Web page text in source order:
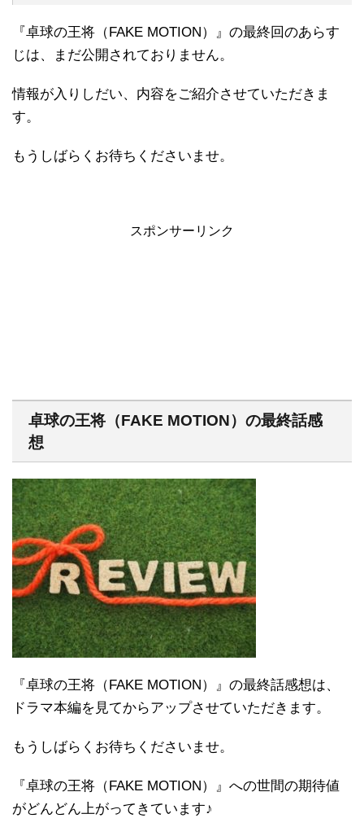
『卓球の王将（FAKE MOTION）』の最終回のあらす
じは、まだ公開されておりません。
情報が入りしだい、内容をご紹介させていただきま
す。
もうしばらくお待ちくださいませ。
スポンサーリンク
卓球の王将（FAKE MOTION）の最終話感
想
『卓球の王将（FAKE MOTION）』の最終話感想は、
ドラマ本編を見てからアップさせていただきます。
もうしばらくお待ちくださいませ。
『卓球の王将（FAKE MOTION）』への世間の期待値
がどんどん上がってきています♪